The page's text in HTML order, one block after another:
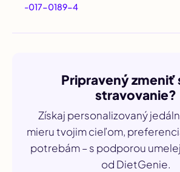
-017-0189-4
Pripravený zmeniť
stravovanie?
Získaj personalizovaný
mieru tvojim cieľom,
potrebám – s podporou
od DietGenie.